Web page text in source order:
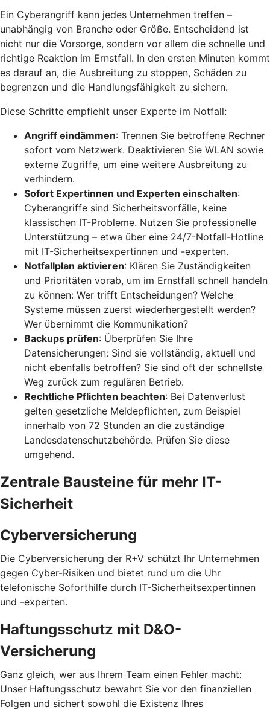
Ein Cyberangriff kann jedes Unternehmen treffen –
unabhängig von Branche oder Größe. Entscheidend ist
nicht nur die Vorsorge, sondern vor allem die schnelle und
richtige Reaktion im Ernstfall. In den ersten Minuten kommt
es darauf an, die Ausbreitung zu stoppen, Schäden zu
begrenzen und die Handlungsfähigkeit zu sichern.
Diese Schritte empfiehlt unser Experte im Notfall:
Angriff eindämmen: Trennen Sie betroffene Rechner
sofort vom Netzwerk. Deaktivieren Sie WLAN sowie
externe Zugriffe, um eine weitere Ausbreitung zu
verhindern.
Sofort Expertinnen und Experten einschalten:
Cyberangriffe sind Sicherheitsvorfälle, keine
klassischen IT-Probleme. Nutzen Sie professionelle
Unterstützung – etwa über eine 24/7-Notfall-Hotline
mit IT-Sicherheitsexpertinnen und -experten.
Notfallplan aktivieren: Klären Sie Zuständigkeiten
und Prioritäten vorab, um im Ernstfall schnell handeln
zu können: Wer trifft Entscheidungen? Welche
Systeme müssen zuerst wiederhergestellt werden?
Wer übernimmt die Kommunikation?
Backups prüfen: Überprüfen Sie Ihre
Datensicherungen: Sind sie vollständig, aktuell und
nicht ebenfalls betroffen? Sie sind oft der schnellste
Weg zurück zum regulären Betrieb.
Rechtliche Pflichten beachten: Bei Datenverlust
gelten gesetzliche Meldepflichten, zum Beispiel
innerhalb von 72 Stunden an die zuständige
Landesdatenschutzbehörde. Prüfen Sie diese
umgehend.
Zentrale Bausteine für mehr IT-
Sicherheit
Cyberversicherung
Die Cyberversicherung der R+V schützt Ihr Unternehmen
gegen Cyber-Risiken und bietet rund um die Uhr
telefonische Soforthilfe durch IT-Sicherheitsexpertinnen
und -experten.
Haftungsschutz mit D&O-
Versicherung
Ganz gleich, wer aus Ihrem Team einen Fehler macht:
Unser Haftungsschutz bewahrt Sie vor den finanziellen
Folgen und sichert sowohl die Existenz Ihres